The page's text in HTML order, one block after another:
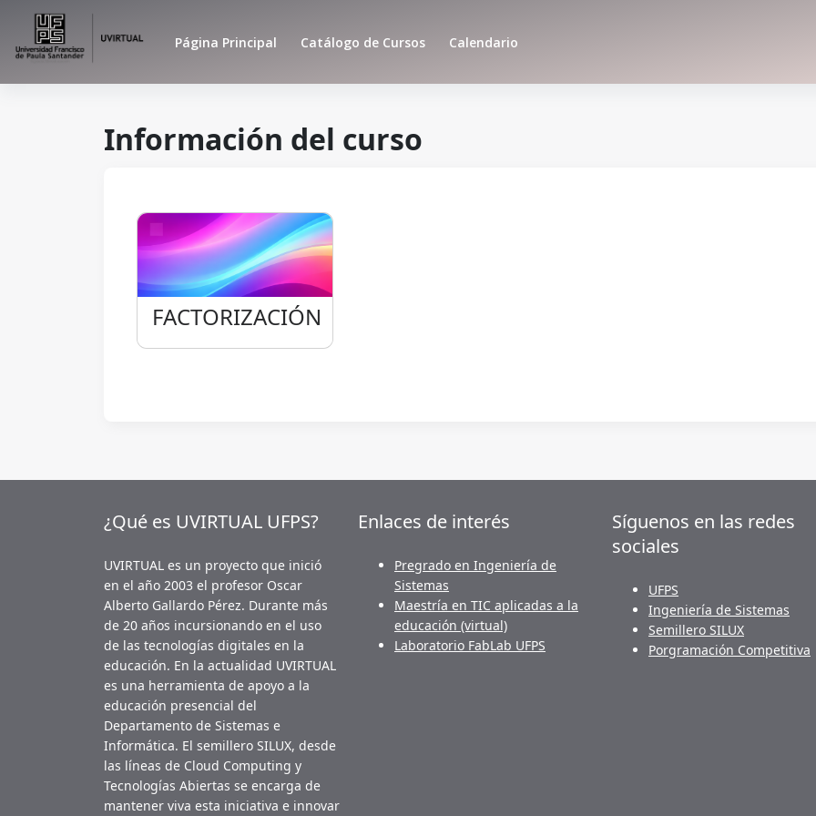
Salta al contenido principal
Página Principal Catálogo de Cursos Calendario
Información del curso
FACTORIZACIÓN
FACTORIZACIÓN
¿Qué es UVIRTUAL UFPS?
UVIRTUAL es un proyecto que inició
en el año 2003 el profesor Oscar
Alberto Gallardo Pérez. Durante más
de 20 años incursionando en el uso
de las tecnologías digitales en la
educación. En la actualidad UVIRTUAL
es una herramienta de apoyo a la
educación presencial del
Departamento de Sistemas e
Informática. El semillero SILUX, desde
las líneas de Cloud Computing y
Tecnologías Abiertas se encarga de
mantener viva esta iniciativa e innovar
Enlaces de interés
Pregrado en Ingeniería de
Sistemas
Maestría en TIC aplicadas a la
educación (virtual)
Laboratorio FabLab UFPS
Síguenos en las redes
sociales
UFPS
Ingeniería de Sistemas
Semillero SILUX
Porgramación Competitiva